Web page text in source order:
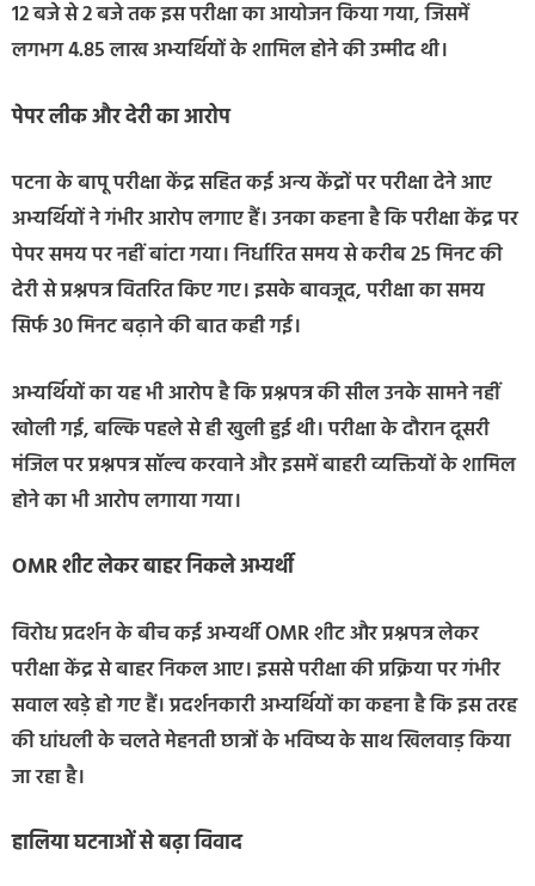
12 बजे से 2 बजे तक इस परीक्षा का आयोजन किया गया, जिसमें
लगभग 4.85 लाख अभ्यर्थियों के शामिल होने की उम्मीद थी।
पेपर लीक और देरी का आरोप
पटना के बापू परीक्षा केंद्र सहित कई अन्य केंद्रों पर परीक्षा देने आए
अभ्यर्थियों ने गंभीर आरोप लगाए हैं। उनका कहना है कि परीक्षा केंद्र पर
पेपर समय पर नहीं बांटा गया। निर्धारित समय से करीब 25 मिनट की
देरी से प्रश्नपत्र वितरित किए गए। इसके बावजूद, परीक्षा का समय
सिर्फ 30 मिनट बढ़ाने की बात कही गई।
अभ्यर्थियों का यह भी आरोप है कि प्रश्नपत्र की सील उनके सामने नहीं
खोली गई, बल्कि पहले से ही खुली हुई थी। परीक्षा के दौरान दूसरी
मंजिल पर प्रश्नपत्र सॉल्व करवाने और इसमें बाहरी व्यक्तियों के शामिल
होने का भी आरोप लगाया गया।
OMR शीट लेकर बाहर निकले अभ्यर्थी
विरोध प्रदर्शन के बीच कई अभ्यर्थी OMR शीट और प्रश्नपत्र लेकर
परीक्षा केंद्र से बाहर निकल आए। इससे परीक्षा की प्रक्रिया पर गंभीर
सवाल खड़े हो गए हैं। प्रदर्शनकारी अभ्यर्थियों का कहना है कि इस तरह
की धांधली के चलते मेहनती छात्रों के भविष्य के साथ खिलवाड़ किया
जा रहा है।
हालिया घटनाओं से बढ़ा विवाद